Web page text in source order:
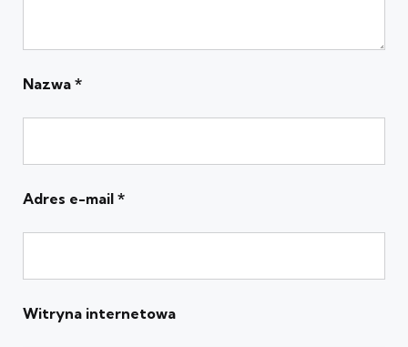
Nazwa *
Adres e-mail *
Witryna internetowa